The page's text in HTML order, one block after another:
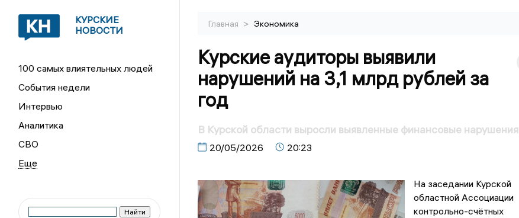
КУРСКИЕ
НОВОСТИ
100 самых влиятельных людей
События недели
Интервью
Аналитика
СВО
Главная > Экономика
Курские аудиторы выявили
нарушений на 3,1 млрд рублей за
год
В Курской области выросли выявленные финансовые нарушения
20/05/2026 20:23
На заседании Курской
областной Ассоциации
контрольно-счётных